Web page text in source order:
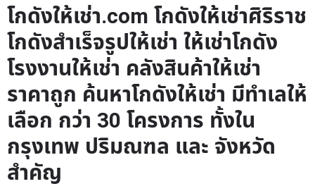
โกดังให้เช่า.com โกดังให้เช่าศิริราช
โกดังสำเร็จรูปให้เช่า ให้เช่าโกดัง
โรงงานให้เช่า คลังสินค้าให้เช่า
ราคาถูก ค้นหาโกดังให้เช่า มีทำเลให้
เลือก กว่า 30 โครงการ ทั้งใน
กรุงเทพ ปริมณฑล และ จังหวัด
สำคัญ